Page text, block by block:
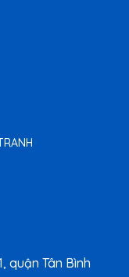
quận Tân Bình